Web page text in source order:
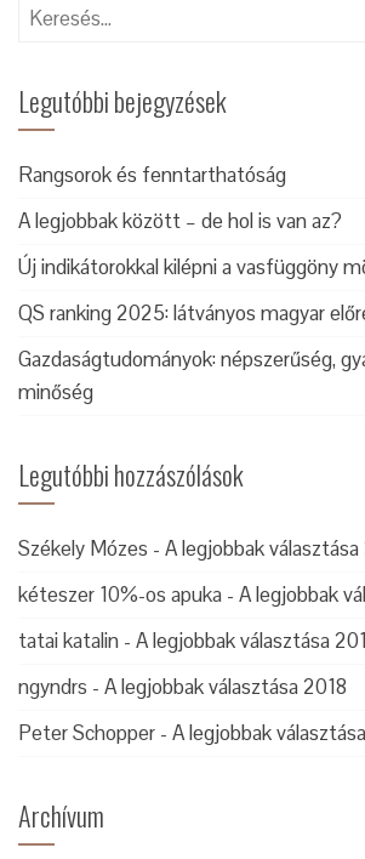
Keresés:
Legutóbbi bejegyzések
Rangsorok és fenntarthatóság
A legjobbak között – de hol is van az?
Új indikátorokkal kilépni a vasfüggöny
QS ranking 2025: látványos magyar
Gazdaságtudományok: népszerűség,
minőség
Legutóbbi hozzászólások
Székely Mózes - A legjobbak választása
kéteszer 10%-os apuka - A legjobbak
tatai katalin - A legjobbak választása
ngyndrs - A legjobbak választása 2018
Peter Schopper - A legjobbak
Archívum